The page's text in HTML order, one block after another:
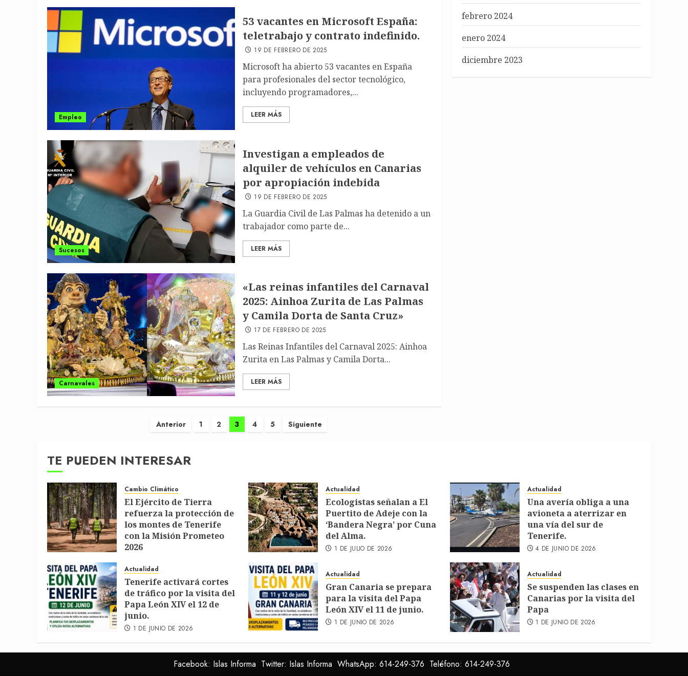
Empleo
53 vacantes en Microsoft España:
teletrabajo y contrato indefinido.
19 DE FEBRERO DE 2025
Microsoft ha abierto 53 vacantes en España
para profesionales del sector tecnológico,
incluyendo programadores,...
LEER MÁS
Sucesos
Investigan a empleados de
alquiler de vehículos en Canarias
por apropiación indebida
19 DE FEBRERO DE 2025
La Guardia Civil de Las Palmas ha detenido a un
trabajador como parte de...
LEER MÁS
Carnavales
«Las reinas infantiles del Carnaval
2025: Ainhoa Zurita de Las Palmas
y Camila Dorta de Santa Cruz»
17 DE FEBRERO DE 2025
Las Reinas Infantiles del Carnaval 2025: Ainhoa
Zurita en Las Palmas y Camila Dorta...
LEER MÁS
entradas
Anterior 1 2 3 4 5 Siguiente
febrero 2024
enero 2024
diciembre 2023
TE PUEDEN INTERESAR
Cambio Climático
El Ejército de Tierra
refuerza la protección de
los montes de Tenerife
con la Misión Prometeo
2026
Actualidad
Ecologistas señalan a El
Puertito de Adeje con la
‘Bandera Negra’ por Cuna
del Alma.
1 DE JULIO DE 2026
Actualidad
Una avería obliga a una
avioneta a aterrizar en
una vía del sur de
Tenerife.
4 DE JUNIO DE 2026
Actualidad
Tenerife activará cortes
de tráfico por la visita del
Papa León XIV el 12 de
junio.
1 DE JUNIO DE 2026
Actualidad
Gran Canaria se prepara
para la visita del Papa
León XIV el 11 de junio.
1 DE JUNIO DE 2026
Actualidad
Se suspenden las clases en
Canarias por la visita del
Papa
1 DE JUNIO DE 2026
Facebook: Islas Informa Twitter: Islas Informa WhatsApp: 614-249-376 Teléfono: 614-249-376